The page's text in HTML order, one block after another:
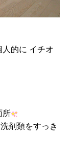
的に イチオ
所
剤類をすっき